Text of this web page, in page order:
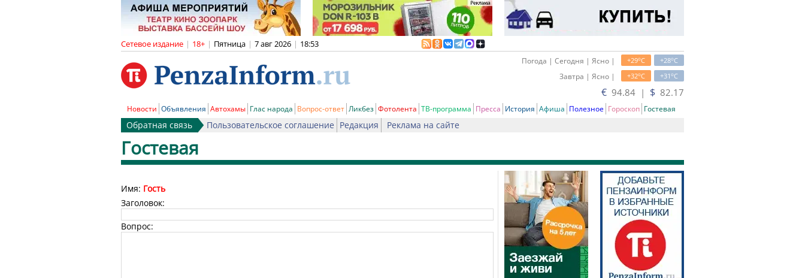
Сетевое издание | 18+ | Пятница | 7 авг 2026 | 18:53
+28oC
+29oC
Погода | Сегодня | Ясно |
+31oC
+32oC
Завтра | Ясно |
€ 94.84 | $ 82.17
Новости Объявления Автохамы Глас народа Вопрос-ответ Ликбез Фотолента ТВ-программа Пресса История Афиша Полезное Гороскоп Гостевая
Обратная связь Пользовательское соглашение Редакция Реклама на сайте
Гостевая
Имя: Гость
Заголовок:
Вопрос: